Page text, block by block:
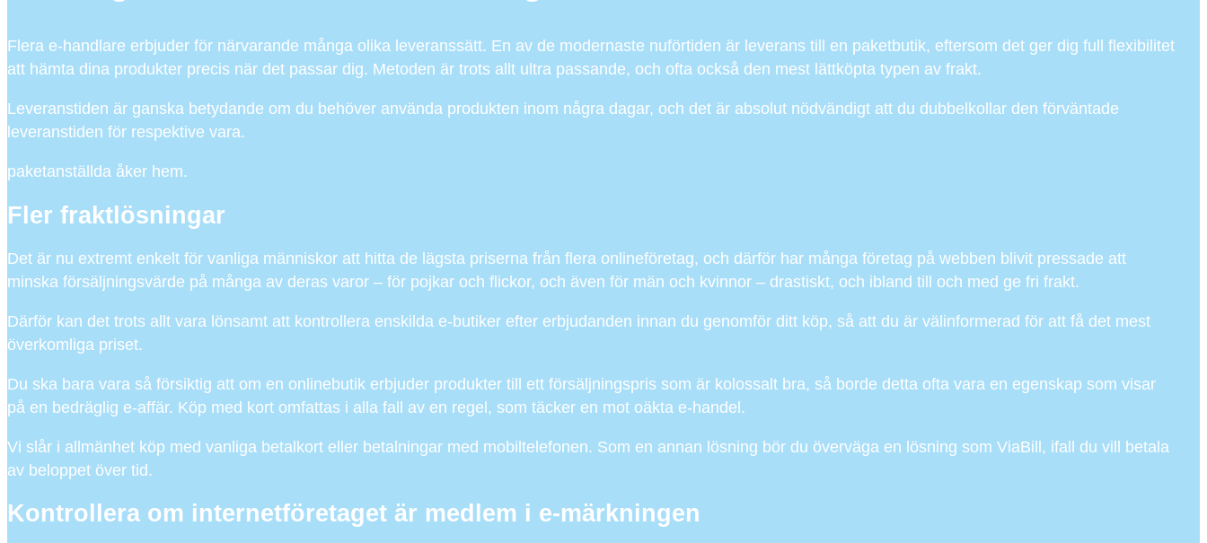
Flera e-handlare erbjuder för närvarande många olika leveranssätt. En av de modernaste nuförtiden är leverans till en paketbutik, eftersom det ger dig full flexibilitet
att hämta dina produkter precis när det passar dig. Metoden är trots allt ultra passande, och ofta också den mest lättköpta typen av frakt.
Leveranstiden är ganska betydande om du behöver använda produkten inom några dagar, och det är absolut nödvändigt att du dubbelkollar den förväntade
leveranstiden för respektive vara.
paketanställda åker hem.
Fler fraktlösningar
Det är nu extremt enkelt för vanliga människor att hitta de lägsta priserna från flera onlineföretag, och därför har många företag på webben blivit pressade att
minska försäljningsvärde på många av deras varor – för pojkar och flickor, och även för män och kvinnor – drastiskt, och ibland till och med ge fri frakt.
Därför kan det trots allt vara lönsamt att kontrollera enskilda e-butiker efter erbjudanden innan du genomför ditt köp, så att du är välinformerad för att få det mest
överkomliga priset.
Du ska bara vara så försiktig att om en onlinebutik erbjuder produkter till ett försäljningspris som är kolossalt bra, så borde detta ofta vara en egenskap som visar
på en bedräglig e-affär. Köp med kort omfattas i alla fall av en regel, som täcker en mot oäkta e-handel.
Vi slår i allmänhet köp med vanliga betalkort eller betalningar med mobiltelefonen. Som en annan lösning bör du överväga en lösning som ViaBill, ifall du vill betala
av beloppet över tid.
Kontrollera om internetföretaget är medlem i e-märkningen